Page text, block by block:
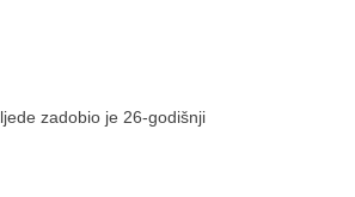
zadobio je 26-godišnji